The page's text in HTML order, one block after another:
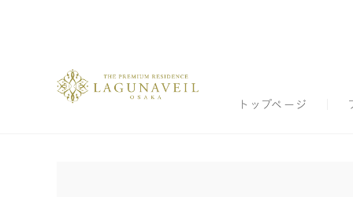
トップページ